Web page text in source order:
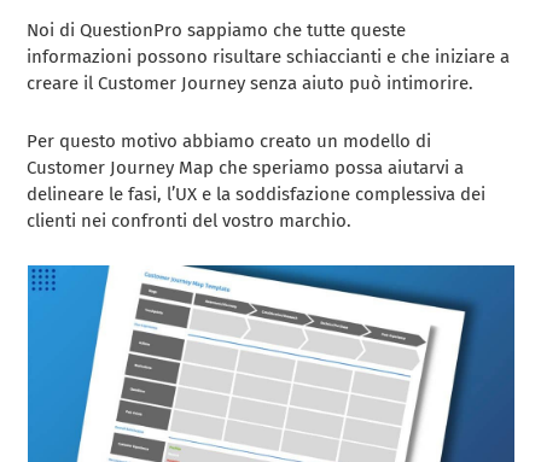
Noi di QuestionPro sappiamo che tutte queste
informazioni possono risultare schiaccianti e che iniziare a
creare il Customer Journey senza aiuto può intimorire.
Per questo motivo abbiamo creato un modello di
Customer Journey Map che speriamo possa aiutarvi a
delineare le fasi, l’UX e la soddisfazione complessiva dei
clienti nei confronti del vostro marchio.